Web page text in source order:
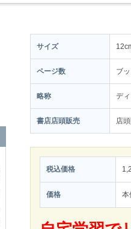
サイズ
ページ数 ブ
略称 デ
書店店頭販売 店
税込価格
価格 本